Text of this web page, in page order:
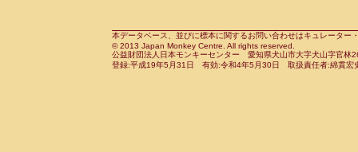
CercopithecidaePapio anubis(0)
CercopithecidaePapio cynocephalus
CercopithecidaePapio hamadryas(0)
CebidaeSaguinus leucopus(0)
CebidaeSaguinus midas(0)
Cebidae Saguinus mystax(0)
本データベース、並びに標本に関するお問い合わせはキュレータ
© 2013 Japan Monkey Centre. All rights reserved.
公益財団法人日本モンキーセンター 愛知県犬山市大字犬山字官
登録:平成19年5月31日 有効:令和4年5月30日 取扱責任者:綿貫宏